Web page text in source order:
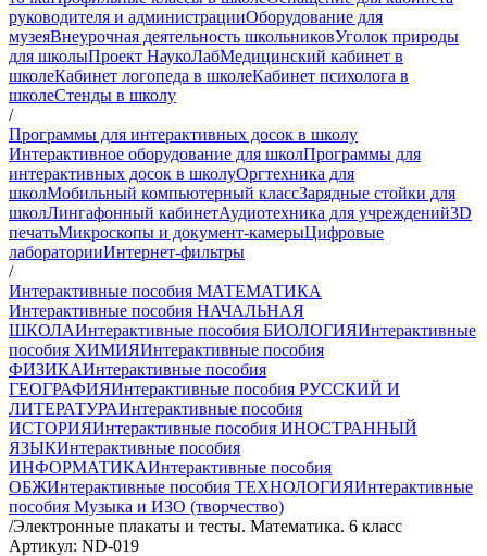
руководителя и администрацииОборудование для
музеяВнеурочная деятельность школьниковУголок природы
для школыПроект НаукоЛабМедицинский кабинет в
школеКабинет логопеда в школеКабинет психолога в
школеСтенды в школу
/
Программы для интерактивных досок в школу
Интерактивное оборудование для школПрограммы для
интерактивных досок в школуОргтехника для
школМобильный компьютерный классЗарядные стойки для
школЛингафонный кабинетАудиотехника для учреждений3D
печатьМикроскопы и документ-камерыЦифровые
лабораторииИнтернет-фильтры
/
Интерактивные пособия МАТЕМАТИКА
Интерактивные пособия НАЧАЛЬНАЯ
ШКОЛАИнтерактивные пособия БИОЛОГИЯИнтерактивные
пособия ХИМИЯИнтерактивные пособия
ФИЗИКАИнтерактивные пособия
ГЕОГРАФИЯИнтерактивные пособия РУССКИЙ И
ЛИТЕРАТУРАИнтерактивные пособия
ИСТОРИЯИнтерактивные пособия ИНОСТРАННЫЙ
ЯЗЫКИнтерактивные пособия
ИНФОРМАТИКАИнтерактивные пособия
ОБЖИнтерактивные пособия ТЕХНОЛОГИЯИнтерактивные
пособия Музыка и ИЗО (творчество)
/Электронные плакаты и тесты. Математика. 6 класс
Артикул: ND-019